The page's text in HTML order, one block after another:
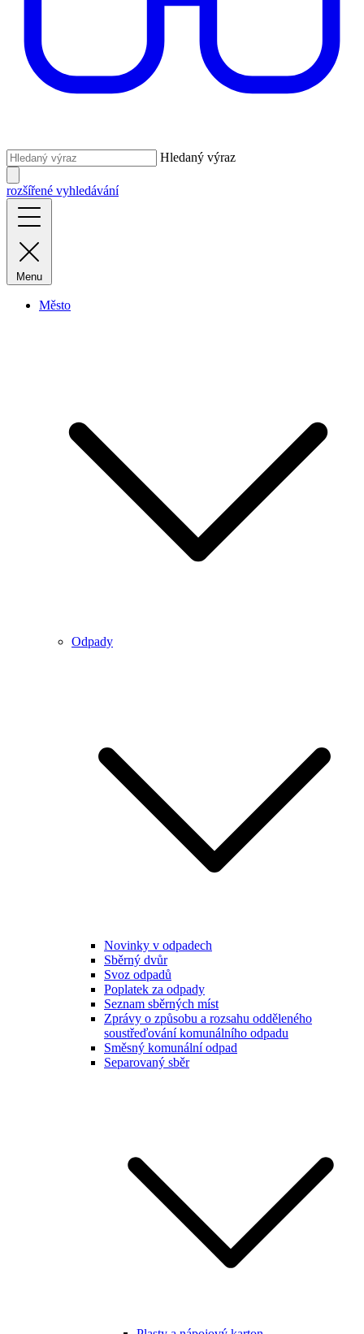
Hledaný výraz
rozšířené vyhledávání
Menu
Město
Odpady
Novinky v odpadech
Sběrný dvůr
Svoz odpadů
Poplatek za odpady
Seznam sběrných míst
Zprávy o způsobu a rozsahu odděleného
soustřeďování komunálního odpadu
Směsný komunální odpad
Separovaný sběr